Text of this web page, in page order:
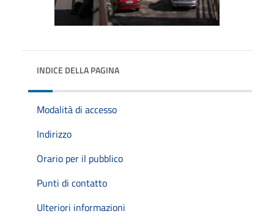
INDICE DELLA PAGINA
Modalità di accesso
Indirizzo
Orario per il pubblico
Punti di contatto
Ulteriori informazioni